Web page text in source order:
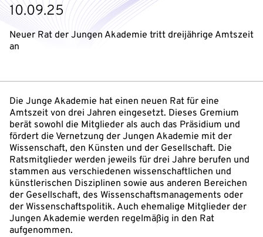
10.09.25
Neuer Rat der Jungen Akademie tritt dreijährige Amtszeit
an
Die Junge Akademie hat einen neuen Rat für eine
Amtszeit von drei Jahren eingesetzt. Dieses Gremium
berät sowohl die Mitglieder als auch das Präsidium und
fördert die Vernetzung der Jungen Akademie mit der
Wissenschaft, den Künsten und der Gesellschaft. Die
Ratsmitglieder werden jeweils für drei Jahre berufen und
stammen aus verschiedenen wissenschaftlichen und
künstlerischen Disziplinen sowie aus anderen Bereichen
der Gesellschaft, des Wissenschaftsmanagements oder
der Wissenschaftspolitik. Auch ehemalige Mitglieder der
Jungen Akademie werden regelmäßig in den Rat
aufgenommen.